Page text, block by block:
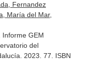
Fernandez
María del Mar,
Informe GEM
del
2023. 77. ISBN